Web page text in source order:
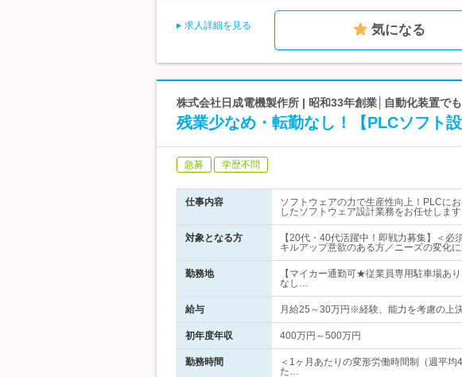
求人詳細を見る 気になる
株式会社日成電機製作所 | 昭和33年創業│自動化装置で
残業少なめ・転勤なし！【PLCソフト
急募 学歴不問
仕事内容
ソフトウェアの力で生産性向上！PLCに
したソフトウェア設計業務をお任せします
対象となる方
【20代・40代活躍中！即戦力募集】＜
キルアップ意欲のある方／ニーズの変化
勤務地
【マイカー通勤可★従業員専用駐車場あ
なし…
給与 月給25～30万円※経験、能力を考慮の上
初年度年収 400万円～500万円
勤務時間
＜1ヶ月あたりの変形労働時間制（週平
た…